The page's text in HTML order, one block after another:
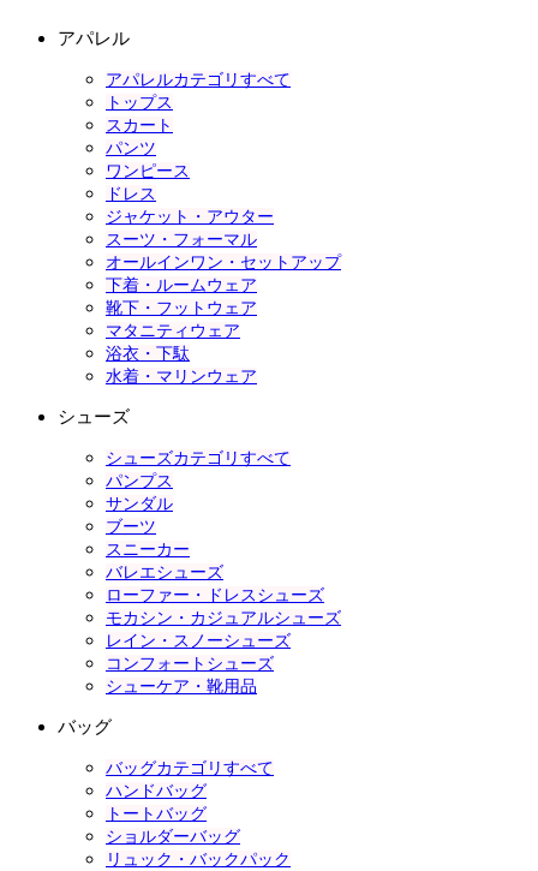
アパレル
アパレルカテゴリすべて
トップス
スカート
パンツ
ワンピース
ドレス
ジャケット・アウター
スーツ・フォーマル
オールインワン・セットアップ
下着・ルームウェア
靴下・フットウェア
マタニティウェア
浴衣・下駄
水着・マリンウェア
シューズ
シューズカテゴリすべて
パンプス
サンダル
ブーツ
スニーカー
バレエシューズ
ローファー・ドレスシューズ
モカシン・カジュアルシューズ
レイン・スノーシューズ
コンフォートシューズ
シューケア・靴用品
バッグ
バッグカテゴリすべて
ハンドバッグ
トートバッグ
ショルダーバッグ
リュック・バックパック